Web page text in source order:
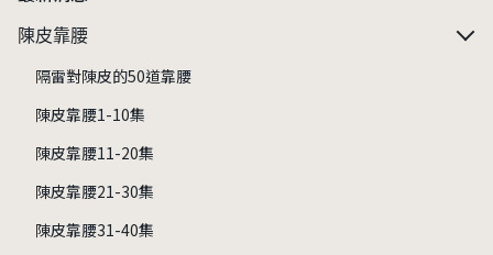
陳皮靠腰
隔雷對陳皮的50道靠腰
陳皮靠腰1-10集
陳皮靠腰11-20集
陳皮靠腰21-30集
陳皮靠腰31-40集